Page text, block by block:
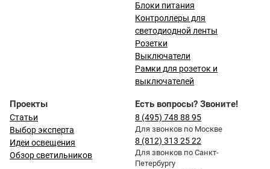
Блоки питания
Контроллеры для
светодиодной ленты
Розетки
Выключатели
Рамки для розеток и
выключателей
Проекты
Статьи
Выбор эксперта
Идеи освещения
Обзор светильников
Есть вопросы? Звоните!
8 (495) 748 88 95
Для звонков по Москве
8 (812) 313 25 22
Для звонков по Санкт-
Петербургу